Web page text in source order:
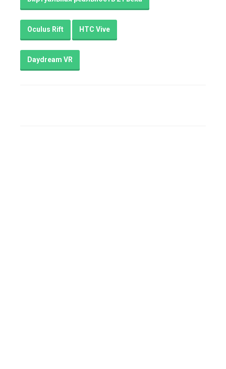
Oculus Rift HTC Vive
Daydream VR